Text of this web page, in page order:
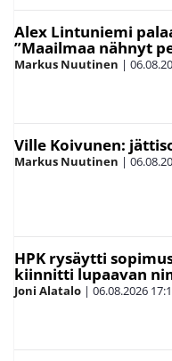
Alex Lintuniemi
”Maailmaa nähnyt
Markus Nuutinen |
Ville Koivunen:
Markus Nuutinen |
HPK rysäytti
kiinnitti lupaavan
Joni Alatalo | 06.08.2026